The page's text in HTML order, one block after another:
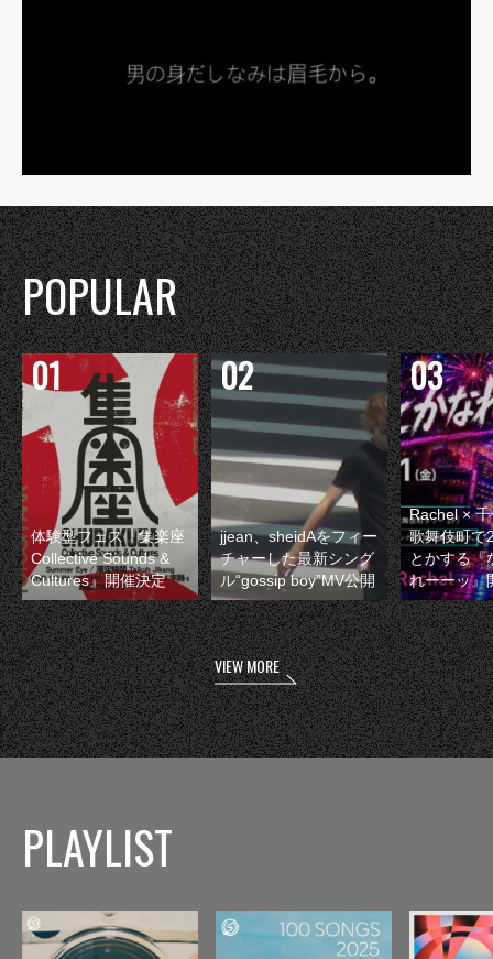
POPULAR
体験型フェス『集楽座
Collective Sounds &
Cultures』開催決定
jjean、sheidAをフィー
チャーした最新シング
ル“gossip boy”MV公開
Rachel ×
歌舞伎町で
とかする『
れーーッ』
VIEW MORE
PLAYLIST